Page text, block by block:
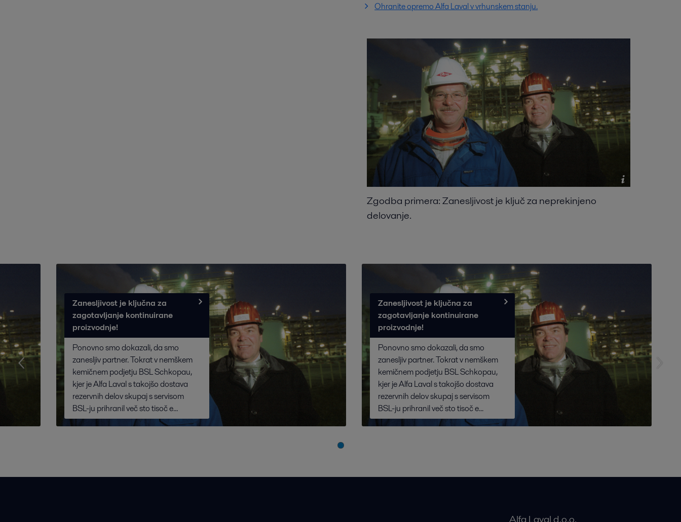
Ohranite opremo Alfa Laval v vrhunskem stanju.
Zgodba primera: Zanesljivost je ključ za neprekinjeno
delovanje.
Zanesljivost je ključna za
zagotavljanje kontinuirane
proizvodnje!
Ponovno smo dokazali, da smo
zanesljiv partner. Tokrat v nemškem
kemičnem podjetju BSL Schkopau,
kjer je Alfa Laval s takojšo dostava
rezervnih delov skupaj s servisom
BSL-ju prihranil več sto tisoč e...
Zanesljivost je ključna za
zagotavljanje kontinuirane
proizvodnje!
Ponovno smo dokazali, da smo
zanesljiv partner. Tokrat v nemškem
kemičnem podjetju BSL Schkopau,
kjer je Alfa Laval s takojšo dostava
rezervnih delov skupaj s servisom
BSL-ju prihranil več sto tisoč e...
Alfa Laval d.o.o.